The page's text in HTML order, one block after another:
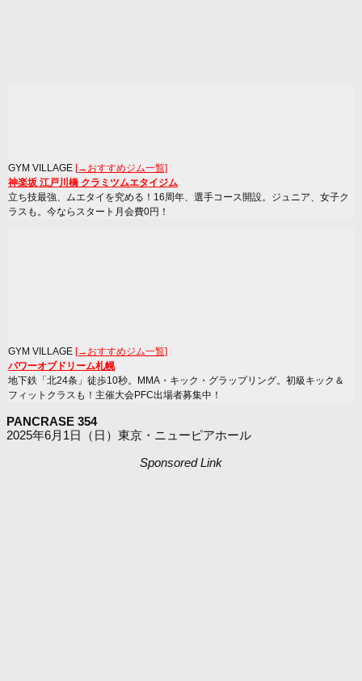
GYM VILLAGE [→おすすめジム一覧]
神楽坂 江戸川橋 クラミツムエタイジム
立ち技最強、ムエタイを究める！16周年、選手コース開設。ジュニア、女子ク
ラスも。今ならスタート月会費0円！
GYM VILLAGE [→おすすめジム一覧]
パワーオブドリーム札幌
地下鉄「北24条」徒歩10秒。MMA・キック・グラップリング。初級キック＆
フィットクラスも！主催大会PFC出場者募集中！
PANCRASE 354
2025年6月1日（日）東京・ニューピアホール
Sponsored Link